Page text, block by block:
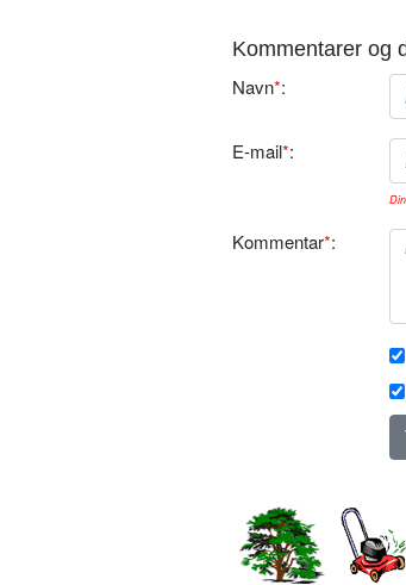
Kommentarer og
Navn*:
E-mail*:
Kommentar*: